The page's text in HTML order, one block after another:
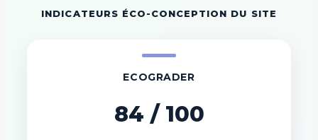
INDICATEURS ÉCO-CONCEPTION DU SITE
ECOGRADER
84 / 100